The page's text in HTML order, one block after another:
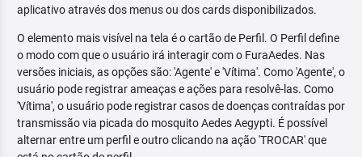
aplicativo através dos menus ou dos cards disponibilizados.
O elemento mais visível na tela é o cartão de Perfil. O Perfil define
o modo com que o usuário irá interagir com o FuraAedes. Nas
versões iniciais, as opções são: 'Agente' e 'Vítima'. Como 'Agente', o
usuário pode registrar ameaças e ações para resolvê-las. Como
'Vítima', o usuário pode registrar casos de doenças contraídas por
transmissão via picada do mosquito Aedes Aegypti. É possível
alternar entre um perfil e outro clicando na ação 'TROCAR' que